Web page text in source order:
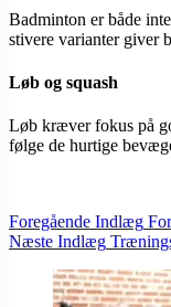
Badminton er både
stivere varianter giver
Løb og squash
Løb kræver fokus på
følge de hurtige
Foregående Indlæg
Næste Indlæg